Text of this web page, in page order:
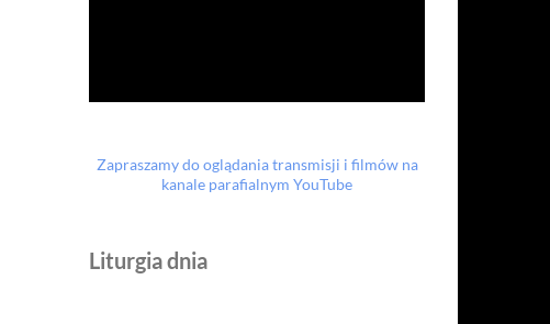
Zapraszamy do oglądania transmisji i filmów na
kanale parafialnym YouTube
Liturgia dnia